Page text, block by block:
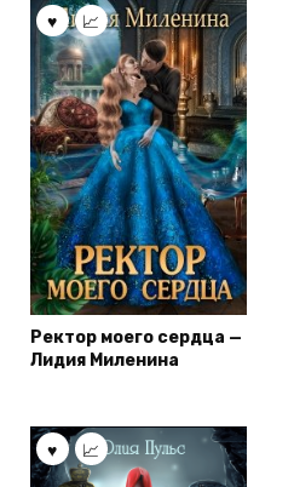
Ректор моего сердца —
Лидия Миленина